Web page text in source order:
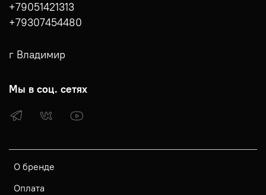
О бренде
Оплата
+79051421313
+79307454480
г Владимир
Мы в соц. сетях